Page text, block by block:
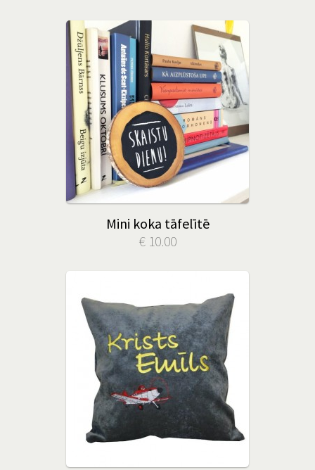
Mini koka tāfelītē
€ 10.00